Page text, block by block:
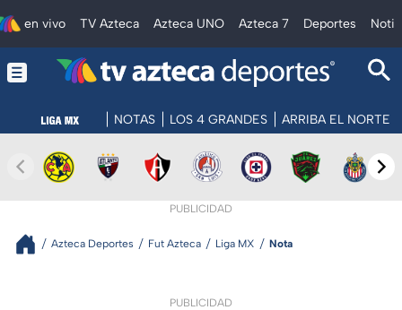
en vivo TV Azteca Azteca UNO Azteca 7 Deportes
NOTAS LOS 4 GRANDES ARRIBA EL NORTE
PUBLICIDAD
Azteca Deportes Fut Azteca Liga MX Nota
PUBLICIDAD